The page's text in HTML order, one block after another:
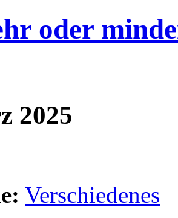
oder
2025
Verschiedenes